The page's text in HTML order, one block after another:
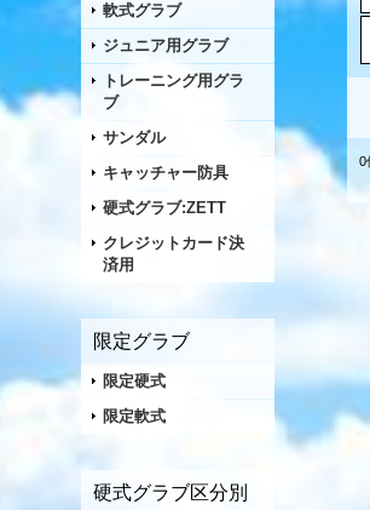
軟式グラブ
ジュニア用グラブ
トレーニング用グラ
ブ
サンダル
キャッチャー防具
硬式グラブ:ZETT
クレジットカード決
済用
限定グラブ
限定硬式
限定軟式
硬式グラブ区分別
0